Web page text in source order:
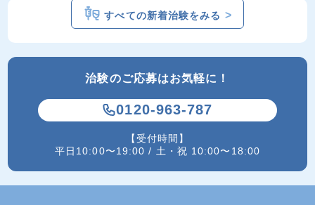
すべての新着治験をみる >
治験のご応募はお気軽に！
0120-963-787
【受付時間】
平日10:00〜19:00 / 土・祝 10:00〜18:00